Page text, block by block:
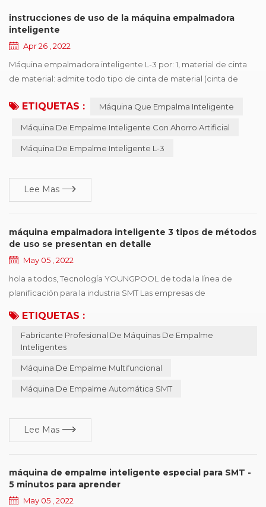
instrucciones de uso de la máquina empalmadora
inteligente
Apr 26 , 2022
Máquina empalmadora inteligente L-3 por: 1, material de cinta
de material: admite todo tipo de cinta de material (cinta de
correa de material: admite diferentes espesores de la correa
puede ser compatible; 3, ancho de la correa de material:
adecuado para correa de material de...
ETIQUETAS : Máquina Que Empalma Inteligente
Máquina De Empalme Inteligente Con Ahorro Artificial
Máquina De Empalme Inteligente L-3
Lee Mas
máquina empalmadora inteligente 3 tipos de métodos
de uso se presentan en detalle
May 05 , 2022
hola a todos, Tecnología YOUNGPOOL de toda la línea de
planificación para la industria SMT Las empresas de
las líneas de automatización tengan una cognición y
comprensión más profundas,, por lo que en 2007 comenzó a
desarrollar la máquina inteligente, pasar a mejorar
continuamente perfeccionada y, a ¡este día en 2022, tiene más
ETIQUETAS :
Fabricante Profesional De Máquinas De Empalme
Inteligentes
Máquina De Empalme Multifuncional
Máquina De Empalme Automática SMT
Lee Mas
máquina de empalme inteligente especial para SMT -
5 minutos para aprender
May 05 , 2022